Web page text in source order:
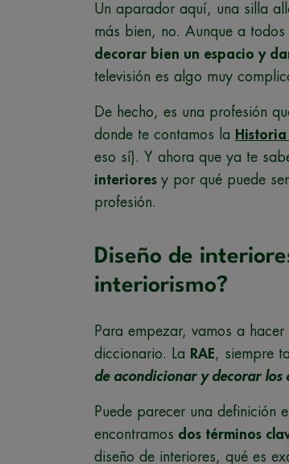
Un aparador aquí, una silla
más bien, no. Aunque a
decorar bien un espacio y
televisión es algo muy
De hecho, es una profesión
donde te contamos la
eso sí). Y ahora que ya te
interiores y por qué puede
profesión.
Diseño de
interiorismo?
Para empezar, vamos a
diccionario. La RAE, siempre
de acondicionar y decorar los
Puede parecer una definición
encontramos dos términos
diseño de interiores, qué es